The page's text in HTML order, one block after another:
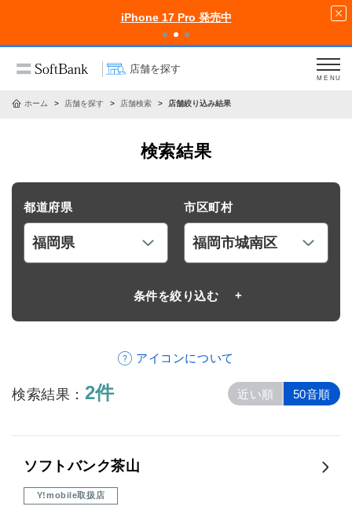
iPhone 17 Pro 発売中
店舗を探す
MENU
ホーム 店舗を探す 店舗検索 店舗絞り込み結果
検索結果
都道府県 市区町村
条件を絞り込む
アイコンについて
検索結果： 2件 近い順 50音順
ソフトバンク茶山
Y!mobile取扱店